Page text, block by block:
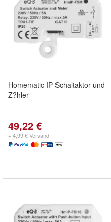
Homematic IP Schaltaktor und
Z?hler
49,22 €
+ 4,99 € Versand